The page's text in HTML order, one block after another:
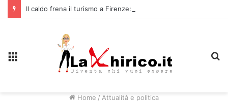
Home / Attualità e politica